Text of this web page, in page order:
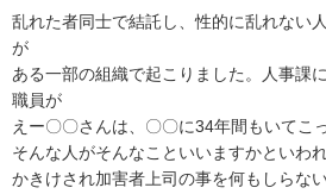
乱れた者同士で結託し、性的に乱れない
が
ある一部の組織で起こりました。人事課
職員が
えー〇〇さんは、〇〇に34年間もいてこ
そんな人がそんなこといいますかといわ
かきけされ加害者上司の事を何もしらな